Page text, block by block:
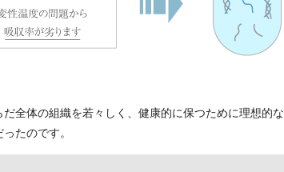
全体の組織を若々しく、健康的に保つために理想的
たのです。